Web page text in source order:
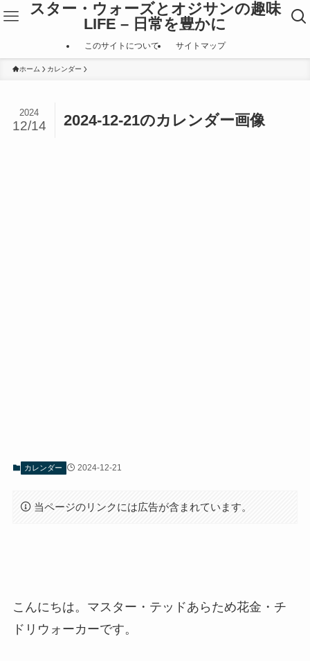
スター・ウォーズとオジサンの趣味
LIFE – 日常を豊かに
このサイトについて サイトマップ
ホーム カレンダー
2024-12-21のカレンダー画像
2024
12/14
カレンダー 2024-12-21
当ページのリンクには広告が含まれています。
こんにちは。マスター・テッドあらため花金・チ
ドリウォーカーです。